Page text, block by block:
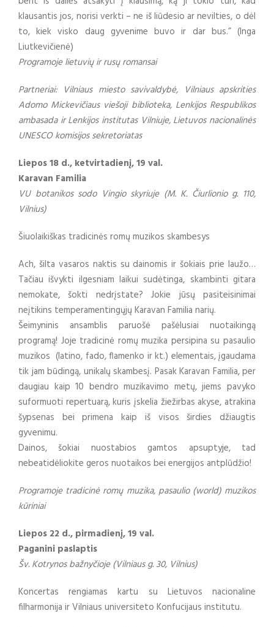
klausantis jos, norisi verkti – ne iš liūdesio ar nevilties, o dėl
to, kiek visko daug gyvenime buvo ir dar bus.” (Inga
Liutkevičienė)
Programoje lietuvių ir rusų romansai
Partneriai: Vilniaus miesto savivaldybė, Vilniaus apskrities
Adomo Mickevičiaus viešoji biblioteka, Lenkijos Respublikos
ambasada ir Lenkijos institutas Vilniuje, Lietuvos nacionalinės
UNESCO komisijos sekretoriatas
Liepos 18 d., ketvirtadienį, 19 val.
Karavan Familia
VU botanikos sodo Vingio skyriuje (M. K. Čiurlionio g. 110,
Vilnius)
Šiuolaikiškas tradicinės romų muzikos skambesys
Ach, šilta vasaros naktis su dainomis ir šokiais prie laužo…
Tačiau išvykti ilgesniam laikui sudėtinga, skambinti gitara
nemokate, šokti nedrįstate? Jokie jūsų pasiteisinimai
neįtikins temperamentingųjų Karavan Familia narių.
Šeimyninis ansamblis paruošė pašėlusiai nuotaikingą
programą! Joje tradicinė romų muzika persipina su pasaulio
muzikos (latino, fado, flamenko ir kt.) elementais, įgaudama
tik jam būdingą, unikalų skambesį. Pasak Karavan Familia, per
daugiau kaip 10 bendro muzikavimo metų, jiems pavyko
suformuoti repertuarą, kuris įskelia žiežirbas akyse, atrakina
šypsenas bei primena kaip iš visos širdies džiaugtis
gyvenimu.
Dainos, šokiai nuostabios gamtos apsuptyje, tad
nebeatidėliokite geros nuotaikos bei energijos antplūdžio!
Programoje tradicinė romų muzika, pasaulio (world) muzikos
kūriniai
Liepos 22 d., pirmadienį, 19 val.
Paganini paslaptis
Šv. Kotrynos bažnyčioje (Vilniaus g. 30, Vilnius)
Koncertas rengiamas kartu su Lietuvos nacionaline
filharmonija ir Vilniaus universiteto Konfucijaus institutu.